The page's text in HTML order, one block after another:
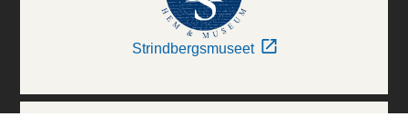
Strindbergsmuseet